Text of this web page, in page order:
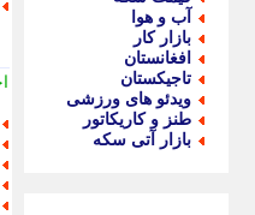
آب و هوا
بازار کار
افغانستان
تاجیکستان
ویدئو های ورزشی
طنز و کاریکاتور
بازار آتی سکه